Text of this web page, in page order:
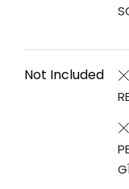
Not Included